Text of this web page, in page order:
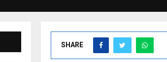
SHARE